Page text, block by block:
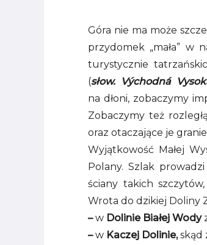
Góra nie ma może
przydomek „mała” w
turystycznie
(słow. Východná
na dłoni, zobaczymy
Zobaczymy też
oraz otaczające je
Wyjątkowość Małej
Polany. Szlak
ściany takich
Wrota do dzikiej Doliny
–w Dolinie Białej Wody
–w Kaczej Dolinie,skąd